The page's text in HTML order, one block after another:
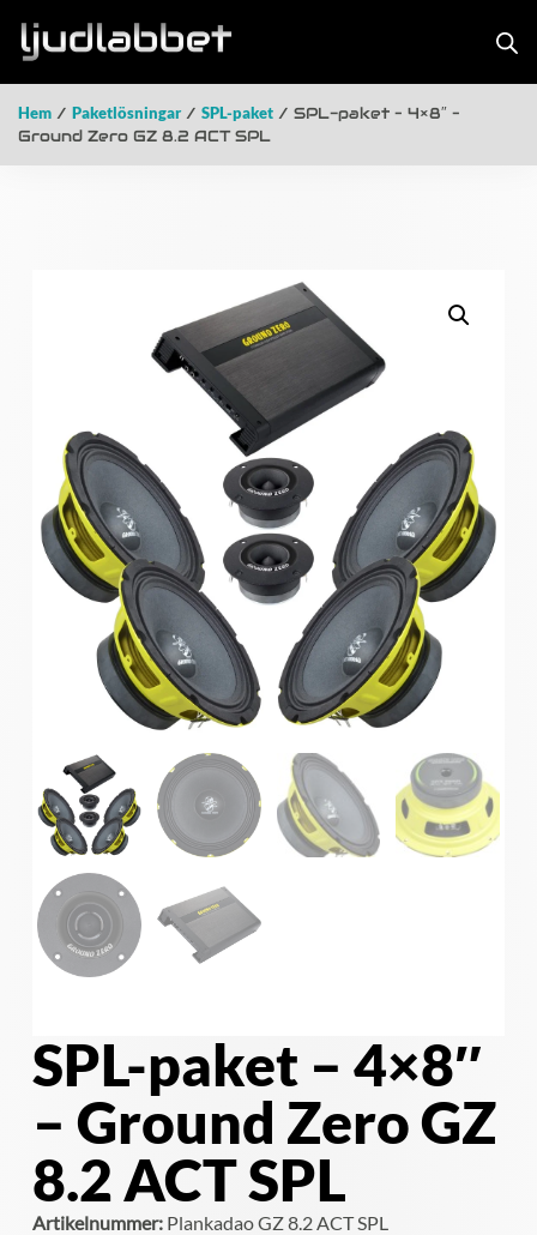
Hem / Paketlösningar/ SPL-paket / SPL-paket – 4×8″ –
Ground Zero GZ 8.2 ACT SPL
SPL-paket – 4×8″
– Ground Zero GZ
8.2 ACT SPL
Artikelnummer:Plankadao GZ 8.2 ACT SPL